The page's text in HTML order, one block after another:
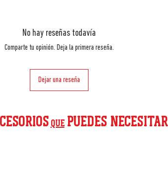
No hay reseñas todavía
Comparte tu opinión. Deja la primera reseña.
Dejar una reseña
QUE PUEDES NECESITAR